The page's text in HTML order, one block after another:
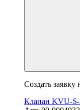
Создать заявку
Клапан KVU-